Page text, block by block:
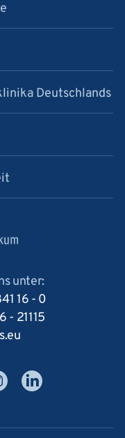
Deutschlands
unter:
16 - 0
- 21115
eu